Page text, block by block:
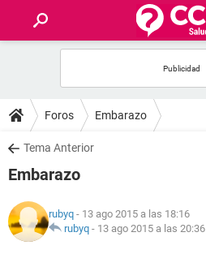
FOROS
SALUD
NUTRICIÓN
Foros Embarazo
Tema Anterior
Embarazo
rubyq - 13 ago 2015 a las 18:16
rubyq - 13 ago 2015 a las 20:36